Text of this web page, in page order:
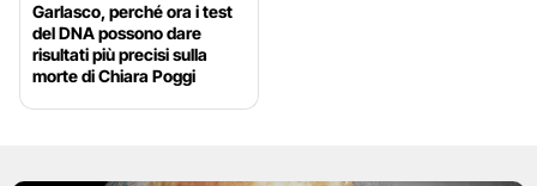
Garlasco, perché ora i test
del DNA possono dare
risultati più precisi sulla
morte di Chiara Poggi